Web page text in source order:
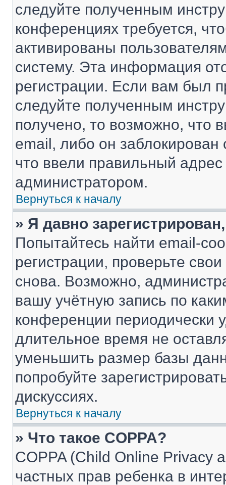
следуйте полученным
конференциях требуется,
активированы
систему. Эта информация
регистрации. Если вам был
следуйте полученным
получено, то возможно, что
email, либо он
что ввели правильный адрес
администратором.
Вернуться к началу
» Я давно
Попытайтесь найти email-
регистрации, проверьте
снова. Возможно,
вашу учётную запись по
конференции периодически
длительное время не
уменьшить размер базы
попробуйте
дискуссиях.
Вернуться к началу
» Что такое COPPA?
COPPA (Child Online Privacy
частных прав ребенка в